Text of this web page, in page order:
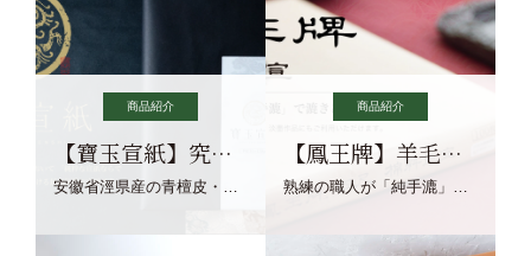
商品紹介
【寶玉宣紙】究極の純粋な宣紙を目指す寶玉宣紙
商品紹介
【鳳王牌】羊毛筆×濃墨での揮毫に最適な宣紙系画仙紙